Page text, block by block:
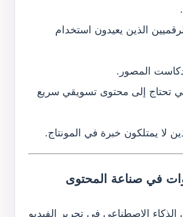
الذين يعيدون استخدام
المصور.
تحتاج إلى محتوى تسويقي سريع
لا يمتلكون خبرة في المونتاج.
في صناعة المحتوى
الذكاء الاصطناعي في تحرير الفيديو